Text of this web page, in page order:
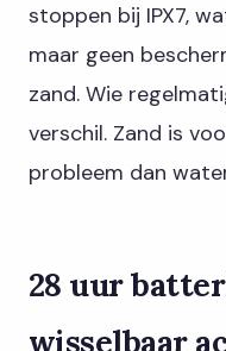
stoppen bij IPX7,
maar geen
zand. Wie
verschil. Zand is
probleem dan
28 uur
wisselbaar